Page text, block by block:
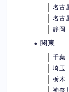
名古
名古
静岡
関東
千葉
埼玉
栃木
神奈川